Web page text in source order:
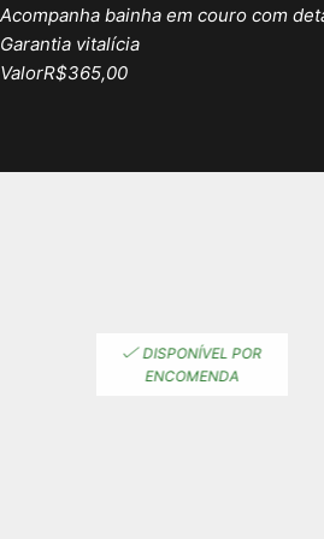
Acompanha bainha em couro com
Garantia vitalícia
ValorR$365,00
DISPONÍVEL POR
ENCOMENDA